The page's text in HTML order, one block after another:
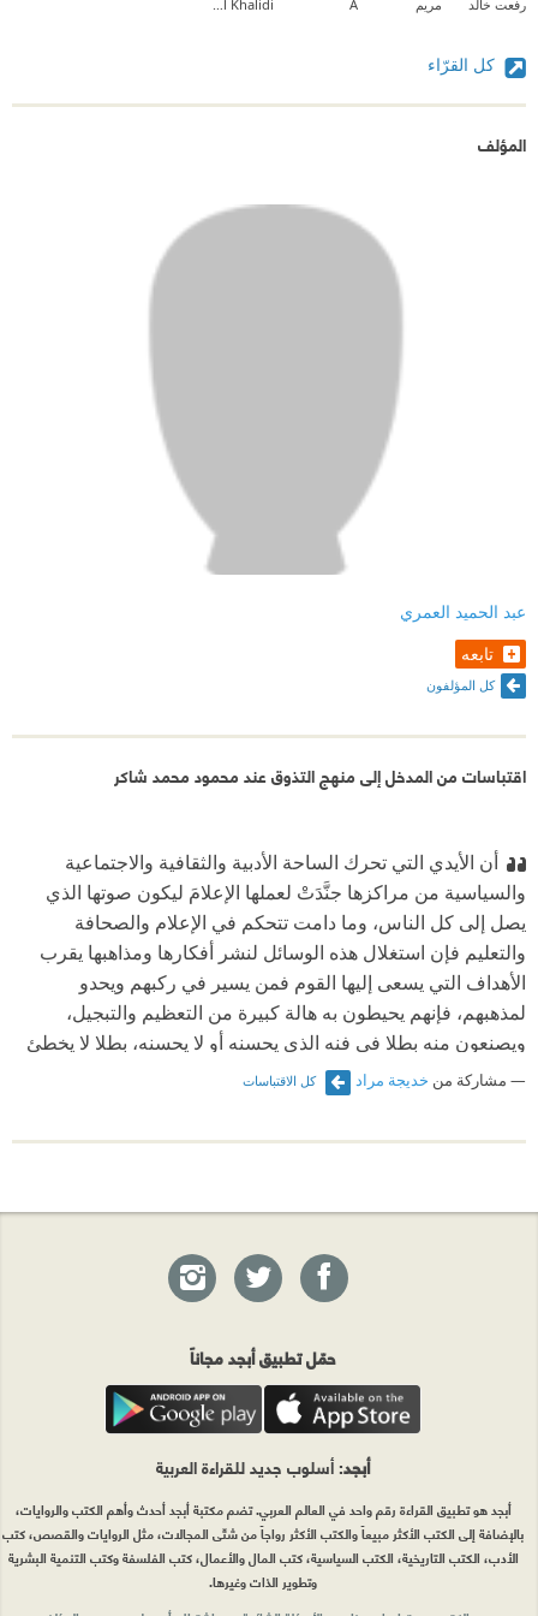
رفعت خالد مريم A
Ahmad Al Khalidi
كل القرّاء
المؤلف
عبد الحميد العمري
تابعه
كل المؤلفون
اقتباسات من المدخل إلى منهج التذوق عند محمود محمد شاكر
أن الأيدي التي تحرك الساحة الأدبية والثقافية والاجتماعية
والسياسية من مراكزها جنَّدَتْ لعملها الإعلامَ ليكون صوتها الذي
يصل إلى كل الناس، وما دامت تتحكم في الإعلام والصحافة
والتعليم فإن استغلال هذه الوسائل لنشر أفكارها ومذاهبها يقرب
الأهداف التي يسعى إليها القوم فمن يسير في ركبهم ويحدو
لمذهبهم، فإنهم يحيطون به هالة كبيرة من التعظيم والتبجيل،
ويصنعون منه بطلا في فنه الذي يحسنه أو لا يحسنه، بطلا لا يخطئ
ولا يزل أبدا، ويلفتون الأنظار إليه من كل وجه، ويقدمونه نموذجا
للتقدم والإبداع والرقي الحضاري، ولو كان بطلا من ورق يحمل سيفا
مشاركة من خديجة مراد كل الاقتباسات
حمّل تطبيق أبجد مجاناً
أبجد: أسلوب جديد للقراءة العربية
أبجد هو تطبيق القراءة رقم واحد في العالم العربي. تضم مكتبة أبجد أحدث وأهم الكتب والروايات،
بالإضافة إلى الكتب الأكثر مبيعاً والكتب الأكثر رواجاً من شتّى المجالات، مثل الروايات والقصص، كتب
الأدب، الكتب التاريخية، الكتب السياسية، كتب المال والأعمال، كتب الفلسفة وكتب التنمية البشرية
وتطوير الذات وغيرها.